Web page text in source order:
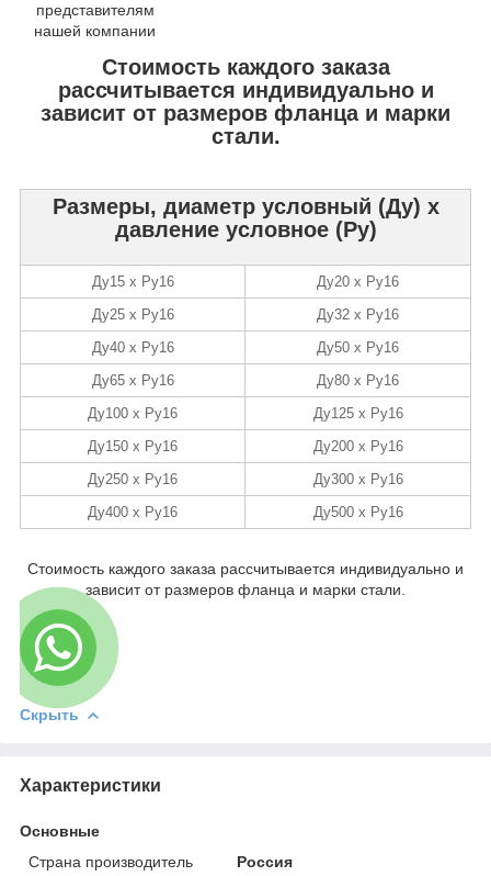
представителям
нашей компании
Стоимость каждого заказа
рассчитывается индивидуально и
зависит от размеров фланца и марки
стали.
Размеры, диаметр условный (Ду) х
давление условное (Ру)
Ду15 х Ру16
Ду20 х Ру16
Ду25 х Ру16
Ду32 х Ру16
Ду40 х Ру16
Ду50 х Ру16
Ду65 х Ру16
Ду80 х Ру16
Ду100 х Ру16
Ду125 х Ру16
Ду150 х Ру16
Ду200 х Ру16
Ду250 х Ру16
Ду300 х Ру16
Ду400 х Ру16
Ду500 х Ру16
Стоимость каждого заказа рассчитывается индивидуально и
зависит от размеров фланца и марки стали.
Скрыть
Характеристики
Основные
Страна производитель
Россия